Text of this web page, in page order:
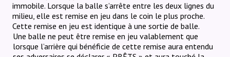
immobile. Lorsque la balle s’arrête entre les deux lignes du
milieu, elle est remise en jeu dans le coin le plus proche.
Cette remise en jeu est identique à une sortie de balle.
Une balle ne peut être remise en jeu valablement que
lorsque l’arrière qui bénéficie de cette remise aura entendu